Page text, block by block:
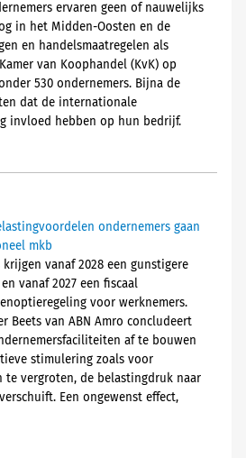
ervaren geen of nauwelijks
in het Midden-Oosten en de
en handelsmaatregelen als
van Koophandel (KvK) op
530 ondernemers. Bijna de
dat de internationale
invloed hebben op hun bedrijf.
ondernemers gaan
mkb
vanaf 2028 een gunstigere
vanaf 2027 een fiscaal
voor werknemers.
Beets van ABN Amro concludeert
af te bouwen
stimulering zoals voor
vergroten, de belastingdruk naar
Een ongewenst effect,